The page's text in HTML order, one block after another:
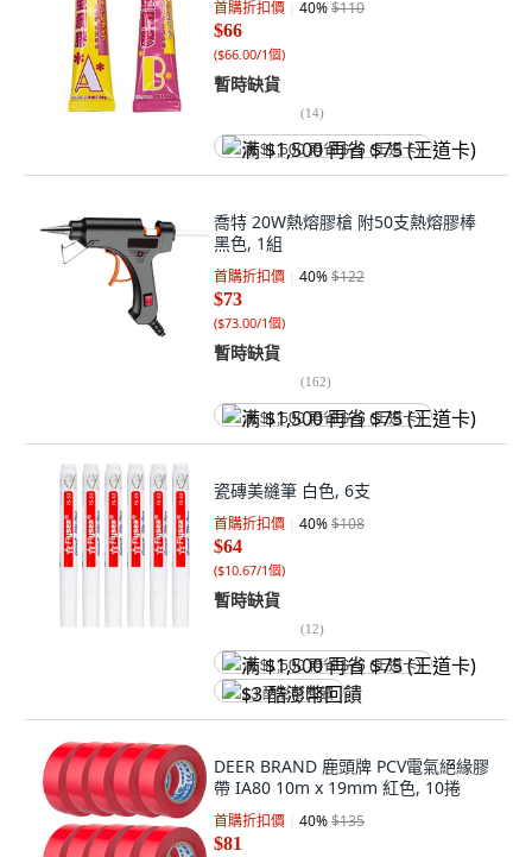
首購折扣價 40%$110
$66
($66.00/1個)
暫時缺貨
(14)
满 $1,500 再省 $75 (王道卡)
喬特 20W熱熔膠槍 附50支熱熔膠棒
黑色, 1組
首購折扣價 40%$122
$73
($73.00/1個)
暫時缺貨
(162)
满 $1,500 再省 $75 (王道卡)
瓷磚美縫筆 白色, 6支
首購折扣價 40%$108
$64
($10.67/1個)
暫時缺貨
(12)
满 $1,500 再省 $75 (王道卡)
$3 酷澎幣回饋
DEER BRAND 鹿頭牌 PCV電氣絕緣膠
帶 IA80 10m x 19mm 紅色, 10捲
首購折扣價 40%$135
$81